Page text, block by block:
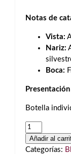
Notas de
Vista:
Nariz:
Boca:
Presentación
Botella
Leirana
Albariño
2024
Añadir al
Categorías: